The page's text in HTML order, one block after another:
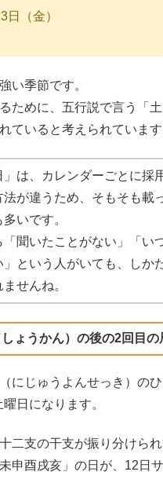
日（金）
い季節です。
ために、五行説で言う「
ていると考えられています
」は、カレンダーごとに採
法が違うため、そもそも載
いです。
「聞いたことがない」「い
」という人がいても、しか
ませんね。
ょうかん）の後の2回目の
にじゅうよんせっき）のひ
日になります。
二支の干支が振り分けられ
申酉戌亥」の日が、12日